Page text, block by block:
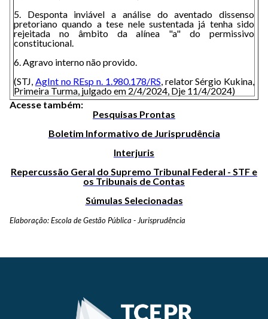
5. Desponta inviável a análise do aventado dissenso
pretoriano quando a tese nele sustentada já tenha sido
rejeitada no âmbito da alínea "a" do permissivo
constitucional.
6. Agravo interno não provido.
(STJ, AgInt no REsp n. 1.980.178/RS, relator Sérgio Kukina,
Primeira Turma, julgado em 2/4/2024, Dje 11/4/2024)
Acesse também:
Pesquisas Prontas
Boletim Informativo de Jurisprudência
Interjuris
Repercussão Geral do Supremo Tribunal Federal - STF e
os Tribunais de Contas
Súmulas Selecionadas
Elaboração: Escola de Gestão Pública - Jurisprudência